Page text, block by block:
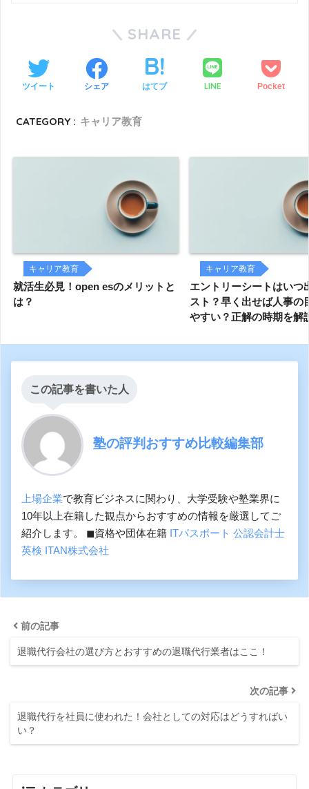
SHARE
ツイート シェア はてブ LINE Pocket
CATEGORY : キャリア教育
キャリア教育
就活生必見！open esのメリットと
は？
キャリア教育
エントリーシートはいつ
スト？早く出せば人事の
やすい？正解の時期を解
この記事を書いた人
塾の評判おすすめ比較編集部
上場企業で教育ビジネスに関わり、大学受験や塾業界に
10年以上在籍した観点からおすすめの情報を厳選してご
紹介します。 ◼︎資格や団体在籍 ITパスポート 公認会計士
英検 ITAN株式会社
前の記事
退職代行会社の選び方とおすすめの退職代行業者はここ！
次の記事
退職代行を社員に使われた！会社としての対応はどうすればい
い？